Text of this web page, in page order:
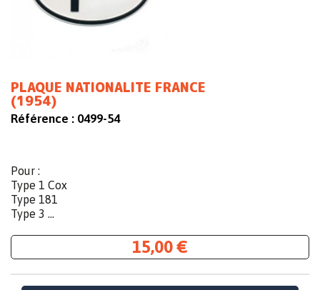
PLAQUE NATIONALITE FRANCE
(1954)
Référence : 0499-54
Pour :
Type 1 Cox
Type 181
Type 3 ...
15,00 €